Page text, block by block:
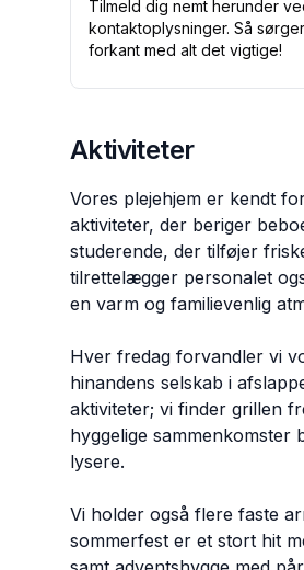
Tilmeld dig nemt herunder
kontaktoplysninger. Så
forkant med alt det vigtige!
Aktiviteter
Vores plejehjem er kendt
aktiviteter, der beriger
studerende, der tilføjer
tilrettelægger personalet
en varm og familievenlig
Hver fredag forvandler vi
hinandens selskab i
aktiviteter; vi finder grillen
hyggelige
lysere.
Vi holder også flere faste
sommerfest er et stort hit